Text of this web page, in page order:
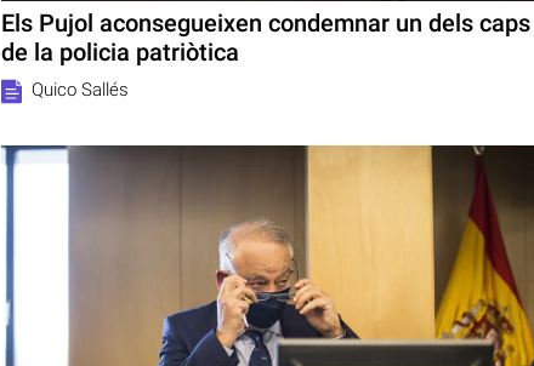
Els Pujol aconsegueixen condemnar un dels caps
de la policia patriòtica
Quico Sallés